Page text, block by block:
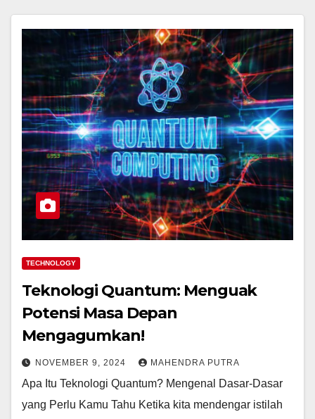
TECHNOLOGY
Teknologi Quantum: Menguak
Potensi Masa Depan
Mengagumkan!
NOVEMBER 9, 2024 MAHENDRA PUTRA
Apa Itu Teknologi Quantum? Mengenal Dasar-Dasar
yang Perlu Kamu Tahu Ketika kita mendengar istilah